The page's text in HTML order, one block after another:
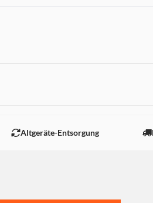
Altgeräte-Entsorgung